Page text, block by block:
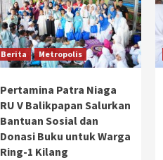
Berita Metropolis
Pertamina Patra Niaga
RU V Balikpapan Salurkan
Bantuan Sosial dan
Donasi Buku untuk Warga
Ring-1 Kilang